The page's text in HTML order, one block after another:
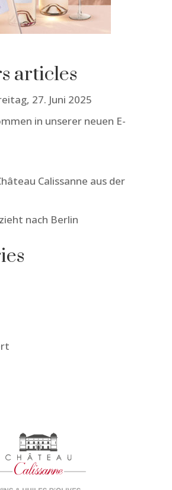
articles
27. Juni 2025
in unserer neuen E-
Calissanne aus der
nach Berlin